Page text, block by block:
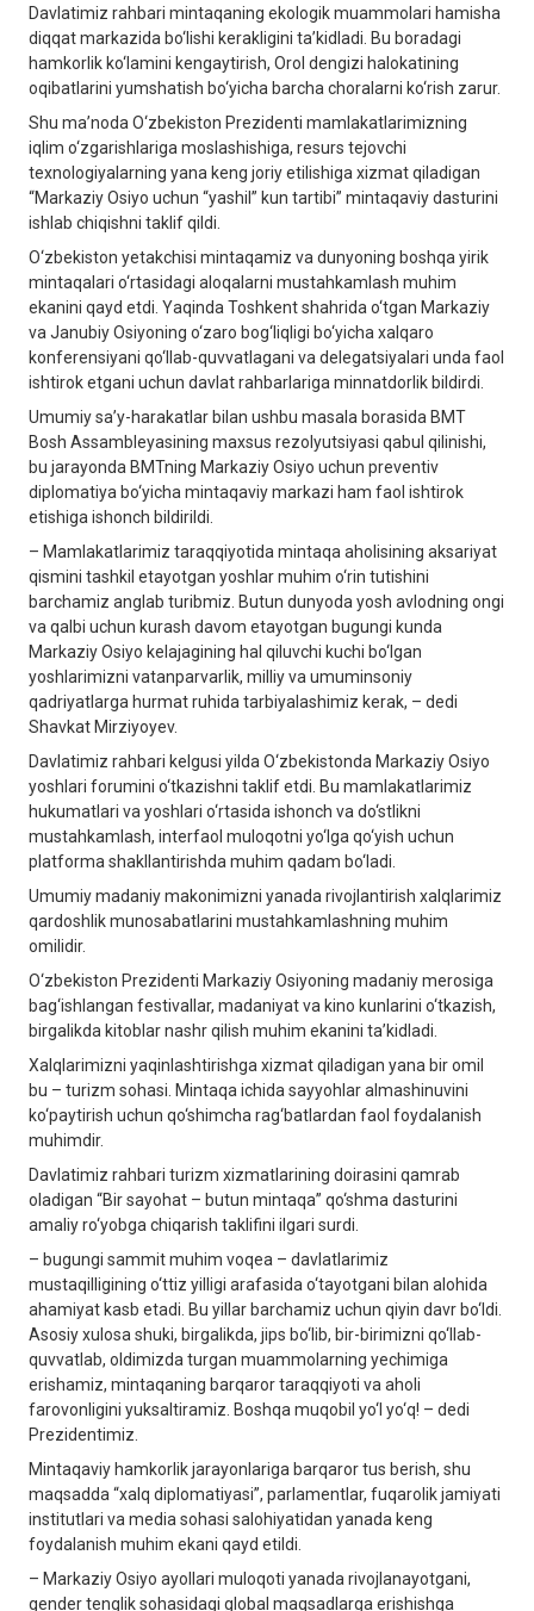
Davlatimiz rahbari mintaqaning ekologik muammolari hamisha
diqqat markazida bo‘lishi kerakligini ta’kidladi. Bu boradagi
hamkorlik ko‘lamini kengaytirish, Orol dengizi halokatining
oqibatlarini yumshatish bo‘yicha barcha choralarni ko‘rish zarur.
Shu ma’noda O‘zbekiston Prezidenti mamlakatlarimizning
iqlim o‘zgarishlariga moslashishiga, resurs tejovchi
texnologiyalarning yana keng joriy etilishiga xizmat qiladigan
“Markaziy Osiyo uchun “yashil” kun tartibi” mintaqaviy dasturini
ishlab chiqishni taklif qildi.
O‘zbekiston yetakchisi mintaqamiz va dunyoning boshqa yirik
mintaqalari o‘rtasidagi aloqalarni mustahkamlash muhim
ekanini qayd etdi. Yaqinda Toshkent shahrida o‘tgan Markaziy
va Janubiy Osiyoning o‘zaro bog‘liqligi bo‘yicha xalqaro
konferensiyani qo‘llab-quvvatlagani va delegatsiyalari unda faol
ishtirok etgani uchun davlat rahbarlariga minnatdorlik bildirdi.
Umumiy sa’y-harakatlar bilan ushbu masala borasida BMT
Bosh Assambleyasining maxsus rezolyutsiyasi qabul qilinishi,
bu jarayonda BMTning Markaziy Osiyo uchun preventiv
diplomatiya bo‘yicha mintaqaviy markazi ham faol ishtirok
etishiga ishonch bildirildi.
– Mamlakatlarimiz taraqqiyotida mintaqa aholisining aksariyat
qismini tashkil etayotgan yoshlar muhim o‘rin tutishini
barchamiz anglab turibmiz. Butun dunyoda yosh avlodning ongi
va qalbi uchun kurash davom etayotgan bugungi kunda
Markaziy Osiyo kelajagining hal qiluvchi kuchi bo‘lgan
yoshlarimizni vatanparvarlik, milliy va umuminsoniy
qadriyatlarga hurmat ruhida tarbiyalashimiz kerak, – dedi
Shavkat Mirziyoyev.
Davlatimiz rahbari kelgusi yilda O‘zbekistonda Markaziy Osiyo
yoshlari forumini o‘tkazishni taklif etdi. Bu mamlakatlarimiz
hukumatlari va yoshlari o‘rtasida ishonch va do‘stlikni
mustahkamlash, interfaol muloqotni yo‘lga qo‘yish uchun
platforma shakllantirishda muhim qadam bo‘ladi.
Umumiy madaniy makonimizni yanada rivojlantirish xalqlarimiz
qardoshlik munosabatlarini mustahkamlashning muhim
omilidir.
O‘zbekiston Prezidenti Markaziy Osiyoning madaniy merosiga
bag‘ishlangan festivallar, madaniyat va kino kunlarini o‘tkazish,
birgalikda kitoblar nashr qilish muhim ekanini ta’kidladi.
Xalqlarimizni yaqinlashtirishga xizmat qiladigan yana bir omil
bu – turizm sohasi. Mintaqa ichida sayyohlar almashinuvini
ko‘paytirish uchun qo‘shimcha rag‘batlardan faol foydalanish
muhimdir.
Davlatimiz rahbari turizm xizmatlarining doirasini qamrab
oladigan “Bir sayohat – butun mintaqa” qo‘shma dasturini
amaliy ro‘yobga chiqarish taklifini ilgari surdi.
– bugungi sammit muhim voqea – davlatlarimiz
mustaqilligining o‘ttiz yilligi arafasida o‘tayotgani bilan alohida
ahamiyat kasb etadi. Bu yillar barchamiz uchun qiyin davr bo‘ldi.
Asosiy xulosa shuki, birgalikda, jips bo‘lib, bir-birimizni qo‘llab-
quvvatlab, oldimizda turgan muammolarning yechimiga
erishamiz, mintaqaning barqaror taraqqiyoti va aholi
farovonligini yuksaltiramiz. Boshqa muqobil yo‘l yo‘q! – dedi
Prezidentimiz.
Mintaqaviy hamkorlik jarayonlariga barqaror tus berish, shu
maqsadda “xalq diplomatiyasi”, parlamentlar, fuqarolik jamiyati
institutlari va media sohasi salohiyatidan yanada keng
foydalanish muhim ekani qayd etildi.
– Markaziy Osiyo ayollari muloqoti yanada rivojlanayotgani,
gender tenglik sohasidagi global maqsadlarga erishishga